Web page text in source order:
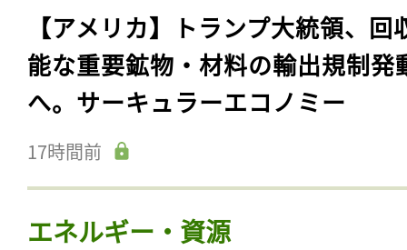
【アメリカ】トランプ大統領、回
能な重要鉱物・材料の輸出規制発
へ。サーキュラーエコノミー
17時間前
エネルギー・資源